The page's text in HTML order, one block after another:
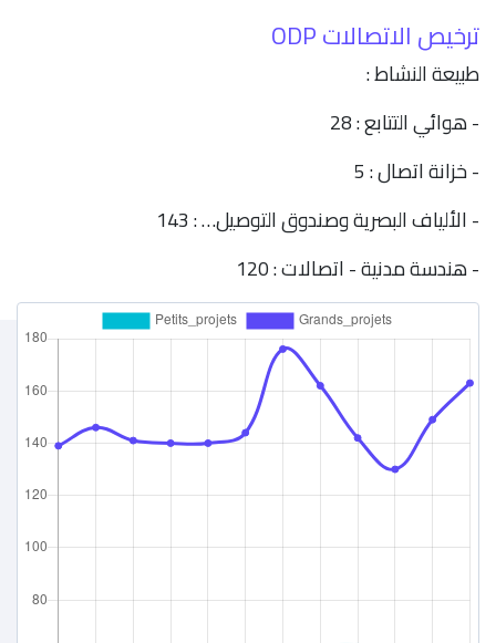
ترخيص الاتصالات ODP
طبيعة النشاط :
- هوائي التتابع : 28
- خزانة اتصال : 5
- الألياف البصرية وصندوق التوصيل… : 143
- هندسة مدنية - اتصالات : 120